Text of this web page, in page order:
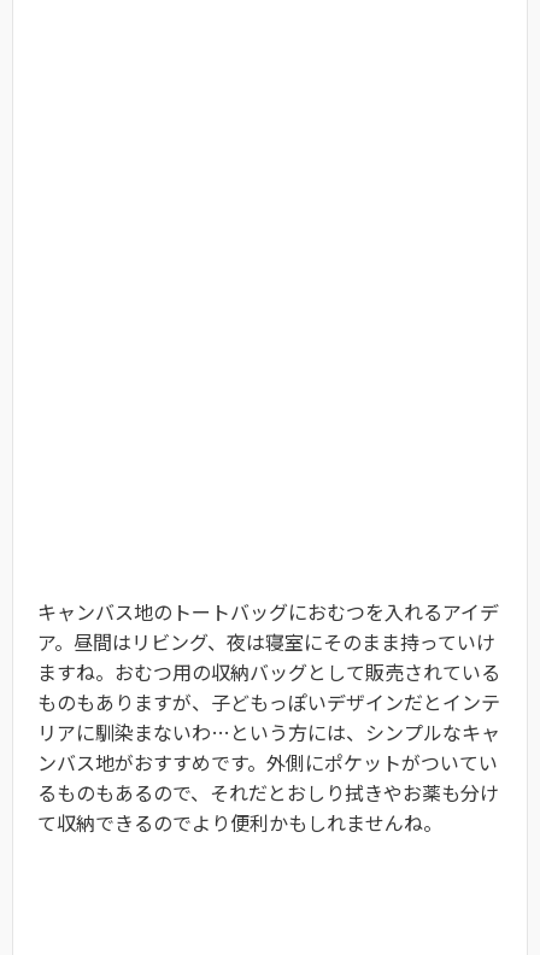
キャンバス地のトートバッグにおむつを入れるアイデ
ア。昼間はリビング、夜は寝室にそのまま持っていけ
ますね。おむつ用の収納バッグとして販売されている
ものもありますが、子どもっぽいデザインだとインテ
リアに馴染まないわ…という方には、シンプルなキャ
ンバス地がおすすめです。外側にポケットがついてい
るものもあるので、それだとおしり拭きやお薬も分け
て収納できるのでより便利かもしれませんね。